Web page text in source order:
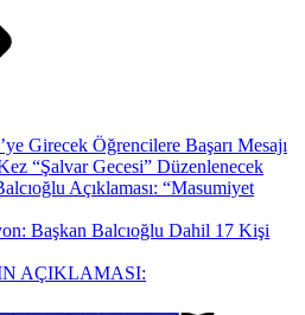
Girecek Öğrencilere Başarı Mesajı
“Şalvar Gecesi” Düzenlenecek
Açıklaması: “Masumiyet
Başkan Balcıoğlu Dahil 17 Kişi
AÇIKLAMASI: